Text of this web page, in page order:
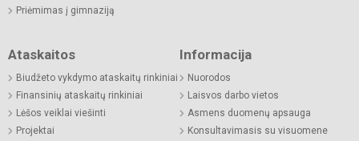
Priėmimas į gimnaziją
Ataskaitos
Biudžeto vykdymo ataskaitų rinkiniai
Finansinių ataskaitų rinkiniai
Lėšos veiklai viešinti
Projektai
Informacija
Nuorodos
Laisvos darbo vietos
Asmens duomenų apsauga
Konsultavimasis su visuomene